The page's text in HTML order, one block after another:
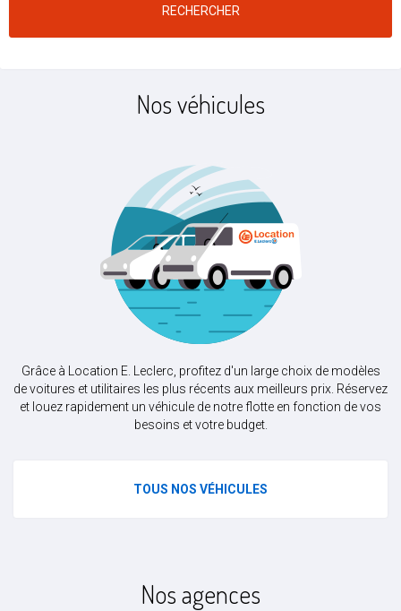
RECHERCHER
Nos véhicules
Grâce à Location E. Leclerc, profitez d'un large choix de modèles
de voitures et utilitaires les plus récents aux meilleurs prix. Réservez
et louez rapidement un véhicule de notre flotte en fonction de vos
besoins et votre budget.
TOUS NOS VÉHICULES
Nos agences